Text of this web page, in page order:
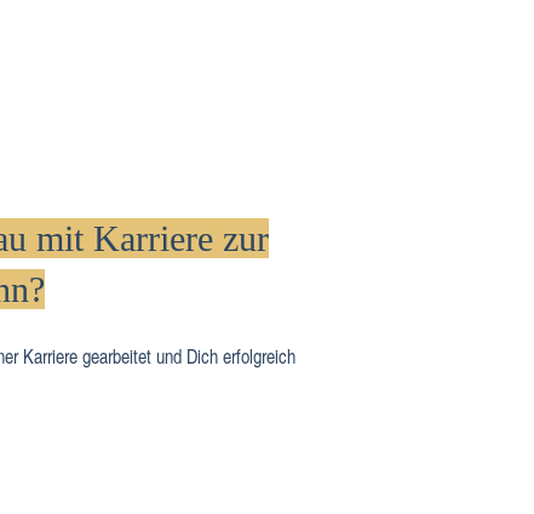
mit Karriere zur
Karriere gearbeitet und Dich erfolgreich